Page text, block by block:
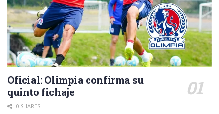
Oficial: Olimpia confirma su
quinto fichaje
0 SHARES